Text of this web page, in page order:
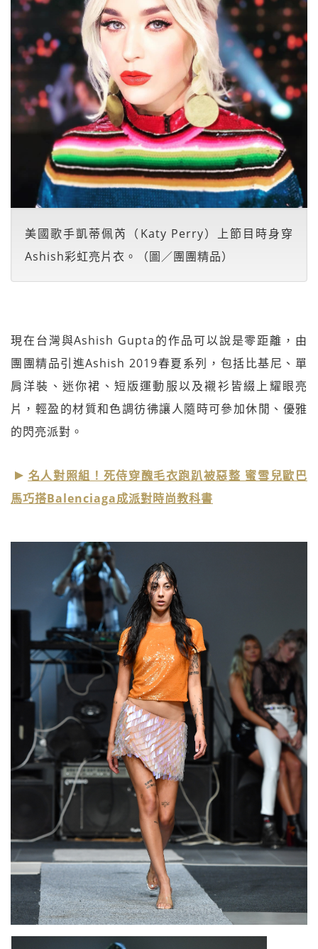
美國歌手凱蒂佩芮（Katy Perry）上節目時身穿
Ashish彩虹亮片衣。（圖／團團精品）
現在台灣與Ashish Gupta的作品可以說是零距離，由
團團精品引進Ashish 2019春夏系列，包括比基尼、單
肩洋裝、迷你裙、短版運動服以及襯衫皆綴上耀眼亮
片，輕盈的材質和色調彷彿讓人隨時可參加休閒、優雅
的閃亮派對。
名人對照組！死侍穿醜毛衣跑趴被惡整 蜜雪兒歐巴
馬巧搭Balenciaga成派對時尚教科書